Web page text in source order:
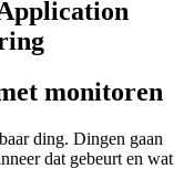
monitoren
ding. Dingen gaan
dat gebeurt en wat